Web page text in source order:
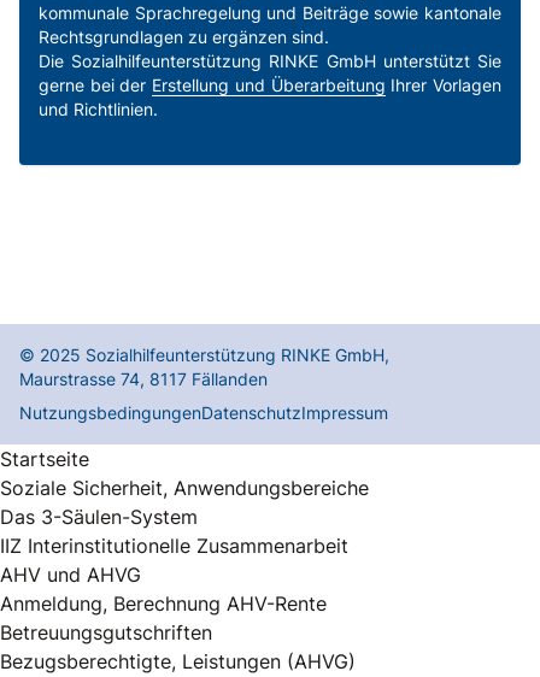
kommunale Sprachregelung und Beiträge sowie kantonale
Rechtsgrundlagen zu ergänzen sind.
Die Sozialhilfeunterstützung RINKE GmbH unterstützt Sie
gerne bei der Erstellung und Überarbeitung Ihrer Vorlagen
und Richtlinien.
© 2025 Sozialhilfeunterstützung RINKE GmbH,
Maurstrasse 74, 8117 Fällanden
NutzungsbedingungenDatenschutzImpressum
Startseite
Soziale Sicherheit, Anwendungsbereiche
Das 3-Säulen-System
IIZ Interinstitutionelle Zusammenarbeit
AHV und AHVG
Anmeldung, Berechnung AHV-Rente
Betreuungsgutschriften
Bezugsberechtigte, Leistungen (AHVG)